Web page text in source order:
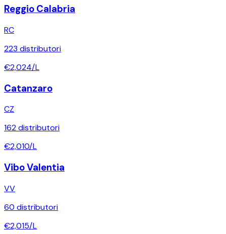
Reggio Calabria
RC
223 distributori
€2,024/L
Catanzaro
CZ
162distributori
€2,010/L
Vibo Valentia
VV
60 distributori
€2,015/L